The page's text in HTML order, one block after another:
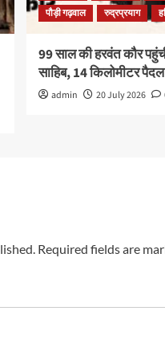
पौड़ी गढ़वाल
रुद्रप्रयाग
99 साल की हरवंत कौर
साहिब, 14 किलोमीटर
admin 20 July 2026
Required fields are